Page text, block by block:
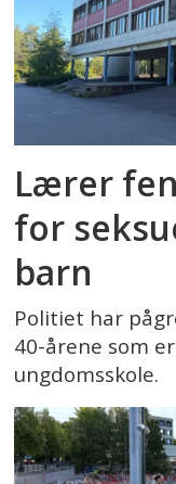
Lærer
for
barn
Politiet har
40-årene som
ungdomsskole.